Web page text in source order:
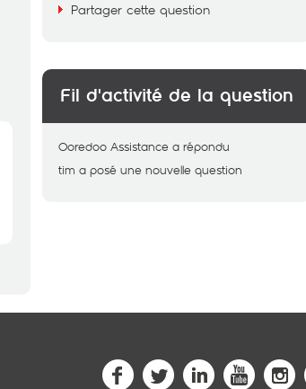
Partager cette question
Fil d'activité de la question
Ooredoo Assistance a répondu
tim a posé une nouvelle question